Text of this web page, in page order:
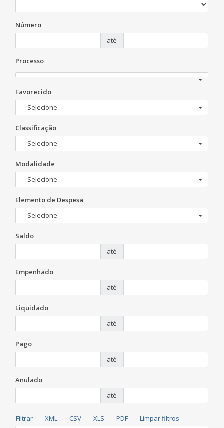
Número
até
Processo
Favorecido
-- Selecione --
Classificação
-- Selecione --
Modalidade
-- Selecione --
Elemento de Despesa
-- Selecione --
Saldo
até
Empenhado
até
Liquidado
até
Pago
até
Anulado
até